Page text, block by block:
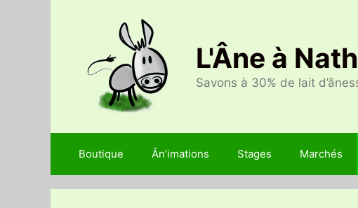
L'Âne à
Savons à 30% de lait
Boutique Ân’imations Stages Marchés